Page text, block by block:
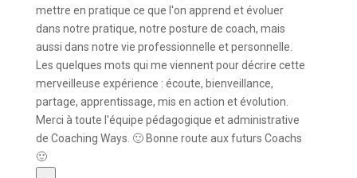
mettre en pratique ce que l'on apprend et évoluer
dans notre pratique, notre posture de coach, mais
aussi dans notre vie professionnelle et personnelle.
Les quelques mots qui me viennent pour décrire cette
merveilleuse expérience : écoute, bienveillance,
partage, apprentissage, mis en action et évolution.
Merci à toute l'équipe pédagogique et administrative
de Coaching Ways. 🙂 Bonne route aux futurs Coachs
🙂